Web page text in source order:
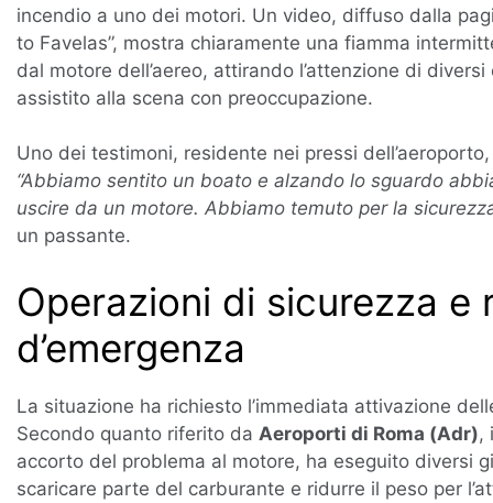
incendio a uno dei motori. Un video, diffuso dalla
to Favelas”, mostra chiaramente una fiamma
dal motore dell’aereo, attirando l’attenzione di
assistito alla scena con preoccupazione.
Uno dei testimoni, residente nei pressi
“Abbiamo sentito un boato e alzando lo sguardo
uscire da un motore. Abbiamo temuto per la sicurezza
un passante.
Operazioni di sicurezza e
d’emergenza
La situazione ha richiesto l’immediata attivazione
Secondo quanto riferito da Aeroporti di Roma (Adr),
accorto del problema al motore, ha eseguito diversi
scaricare parte del carburante e ridurre il peso per